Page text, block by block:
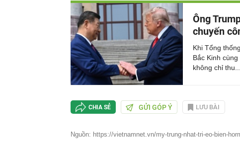
Ông
chuyến
Khi Tổng
Bắc Kinh
không chỉ thu...
CHIA SẺ GỬI GÓP Ý LƯU BÀI
Nguồn: https://vietnamnet.vn/my-trung-nhat-tri-eo-bien-